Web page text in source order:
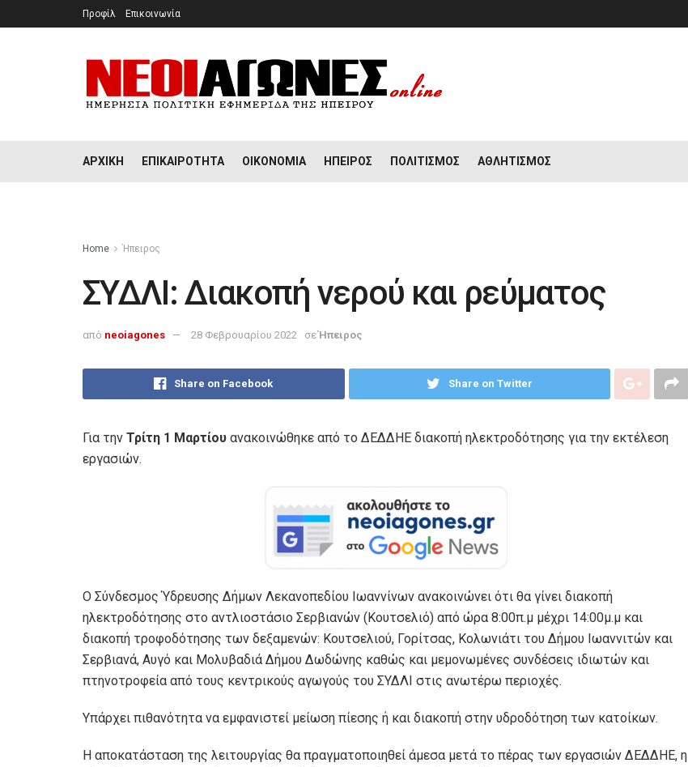
Προφίλ Επικοινωνία
ΑΡΧΙΚΉ ΕΠΙΚΑΙΡΌΤΗΤΑ ΟΙΚΟΝΟΜΊΑ ΉΠΕΙΡΟΣ ΠΟΛΙΤΙΣΜΌΣ ΑΘΛΗΤΙΣΜΌΣ
Home Ήπειρος
ΣΥΔΛΙ: Διακοπή νερού και ρεύματος
από neoiagones 28 Φεβρουαρίου 2022 σε Ήπειρος
Share on Facebook Share on Twitter
Για την Τρίτη 1 Μαρτίου ανακοινώθηκε από το ΔΕΔΔΗΕ διακοπή ηλεκτροδότησης για την εκτέλεση
εργασιών.
Ο Σύνδεσμος Ύδρευσης Δήμων Λεκανοπεδίου Ιωαννίνων ανακοινώνει ότι θα γίνει διακοπή
ηλεκτροδότησης στο αντλιοστάσιο Σερβιανών (Κουτσελιό) από ώρα 8:00π.μ μέχρι 14:00μ.μ και
διακοπή τροφοδότησης των δεξαμενών: Κουτσελιού, Γορίτσας, Κολωνιάτι του Δήμου Ιωαννιτών και
Σερβιανά, Αυγό και Μολυβαδιά Δήμου Δωδώνης καθώς και μεμονωμένες συνδέσεις ιδιωτών και
πτηνοτροφεία από τους κεντρικούς αγωγούς του ΣΥΔΛΙ στις ανωτέρω περιοχές.
Υπάρχει πιθανότητα να εμφανιστεί μείωση πίεσης ή και διακοπή στην υδροδότηση των κατοίκων.
Η αποκατάσταση της λειτουργίας θα πραγματοποιηθεί άμεσα μετά το πέρας των εργασιών ΔΕΔΔΗΕ, η